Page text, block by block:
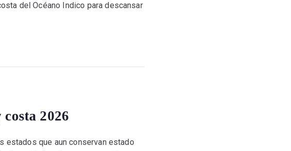
del Océano Indico para descansar
2026
estados que aun conservan estado